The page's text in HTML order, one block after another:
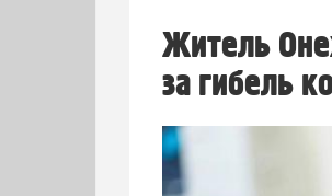
Житель
за гибель